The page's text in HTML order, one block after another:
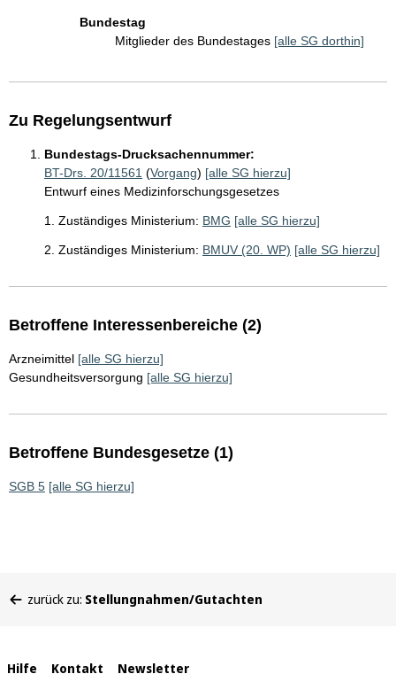
Bundestag
Mitglieder des Bundestages [alle SG dorthin]
Zu Regelungsentwurf
Bundestags-Drucksachennummer:
BT-Drs. 20/11561 (Vorgang) [alle SG hierzu]
Entwurf eines Medizinforschungsgesetzes
1. Zuständiges Ministerium: BMG [alle SG hierzu]
2. Zuständiges Ministerium: BMUV (20. WP) [alle SG hierzu]
Betroffene Interessenbereiche (2)
Arzneimittel [alle SG hierzu]
Gesundheitsversorgung [alle SG hierzu]
Betroffene Bundesgesetze (1)
SGB 5 [alle SG hierzu]
befinden
zurück zu: Stellungnahmen/Gutachten
Hilfe Kontakt Newsletter